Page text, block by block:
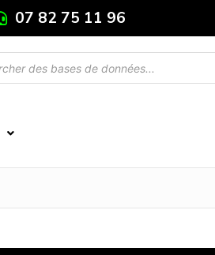
07 82 75 11 96